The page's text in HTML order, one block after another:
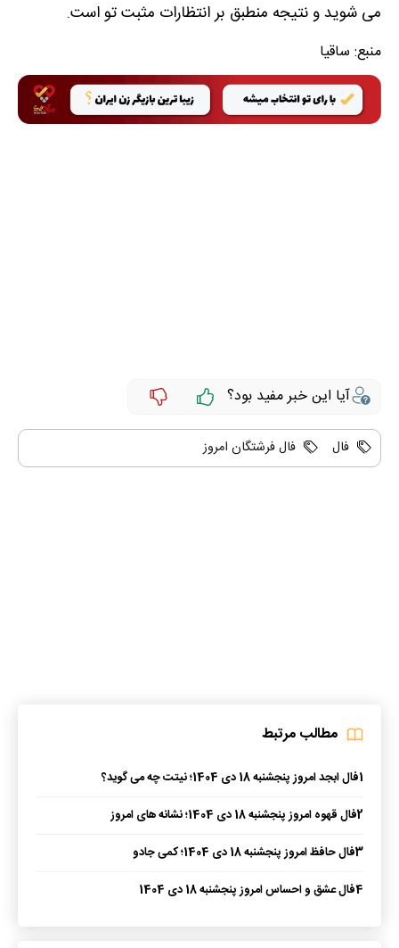
می شوید و نتیجه منطبق بر انتظارات مثبت تو است.
منبع: ساقیا
آیا این خبر مفید بود؟
فال فال فرشتگان امروز
مطالب مرتبط
1فال ابجد امروز پنجشنبه 18 دی 1404؛ نیتت چه می گوید؟
2فال قهوه امروز پنجشنبه 18 دی 1404؛ نشانه های امروز
3فال حافظ امروز پنجشنبه 18 دی 1404؛ کمی جادو
4فال عشق و احساس امروز پنجشنبه 18 دی 1404